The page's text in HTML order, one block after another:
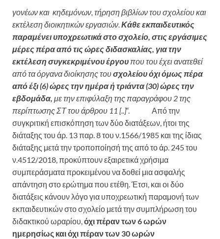
γονέων και κηδεμόνων, τήρηση βιβλίων του σχολείου και
εκτέλεση διοικητικών εργασιών.Κάθε εκπαιδευτικός
παραμένει υποχρεωτικά στο σχολείο, στις εργάσιμες
μέρες πέρα από τις ώρες διδασκαλίας, για την
εκτέλεση συγκεκριμένου έργου που του έχει ανατεθεί
από τα όργανα διοίκησης τουσχολείου όχι όμως πέρα
από έξι (6) ώρες την ημέρα ή τριάντα (30) ώρες την
εβδομάδα, με την επιφύλαξη της παραγράφου 2 της
περίπτωσης ΣΤ του άρθρου 11 [..]“. Από την
συγκριτική επισκόπηση των δύο διατάξεων, ήτοι της
διάταξης του άρ. 13 παρ. 8 του ν.1566/1985 και της ίδιας
διάταξης μετά την τροποποίησή της από το άρ. 245 του
ν.4512/2018, προκύπτουν εξαιρετικά χρήσιμα
συμπεράσματα προκειμένου να δοθεί μια ασφαλής
απάντηση στο ερώτημα που ετέθη. Έτσι, και οι δύο
διατάξεις κάνουν λόγο για υποχρεωτική παραμονή των
εκπαιδευτικών στο σχολείο μετά την συμπλήρωση του
διδακτικού ωραρίου,όχι πέραν των 6 ωρών
ημερησίως και όχι πέραν των 30 ωρών